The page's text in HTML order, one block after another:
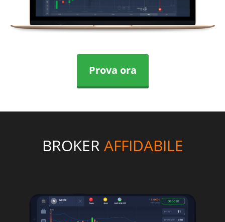
Prova ora
BROKER AFFIDABILE